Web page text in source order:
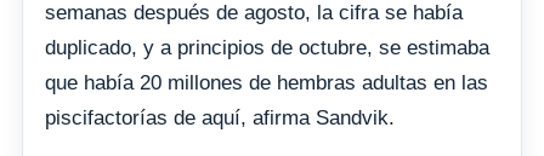
semanas después de agosto, la cifra se había
duplicado, y a principios de octubre, se estimaba
que había 20 millones de hembras adultas en las
piscifactorías de aquí, afirma Sandvik.